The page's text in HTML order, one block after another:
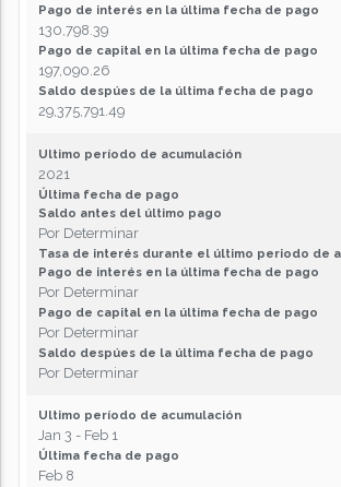
Pago de interés en la última fecha de pago
130,798.39
Pago de capital en la última fecha de pago
197,090.26
Saldo despúes de la última fecha de pago
29,375,791.49
Ultimo período de acumulación
2021
Última fecha de pago
Saldo antes del último pago
Por Determinar
Tasa de interés durante el último periodo de
Pago de interés en la última fecha de pago
Por Determinar
Pago de capital en la última fecha de pago
Por Determinar
Saldo despúes de la última fecha de pago
Por Determinar
Ultimo período de acumulación
Jan 3 - Feb 1
Última fecha de pago
Feb 8